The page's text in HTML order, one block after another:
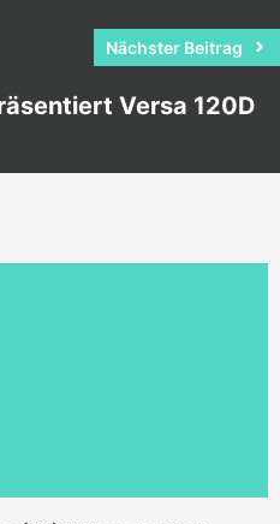
Nächster Beitrag
Versa 120D